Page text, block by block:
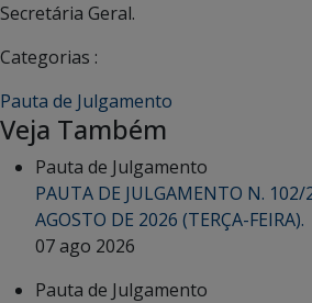
Secretária Geral.
Categorias :
Pauta de Julgamento
Veja Também
Pauta de Julgamento
PAUTA DE JULGAMENTO N. 102/
AGOSTO DE 2026 (TERÇA-FEIRA).
07 ago 2026
Pauta de Julgamento